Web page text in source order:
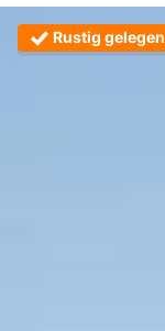
Rustig gelegen